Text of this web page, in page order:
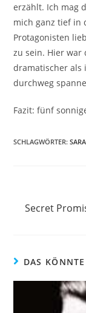
erzählt. Ich mag
mich ganz tief in
Protagonisten
zu sein. Hier war
dramatischer als
durchweg
Fazit: fünf
SCHLAGWÖRTER:
Secret
DAS